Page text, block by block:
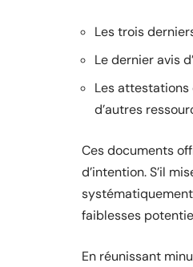
Les trois
Le dernier avis
Les attestations
d’autres
Ces documents
d’intention. S’il
faiblesses
En réunissant